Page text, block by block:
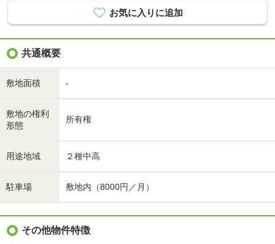
共通概要
敷地面積 -
敷地の権利
形態
所有権
用途地域 ２種中高
駐車場 敷地内（8000円／月）
その他物件特徴